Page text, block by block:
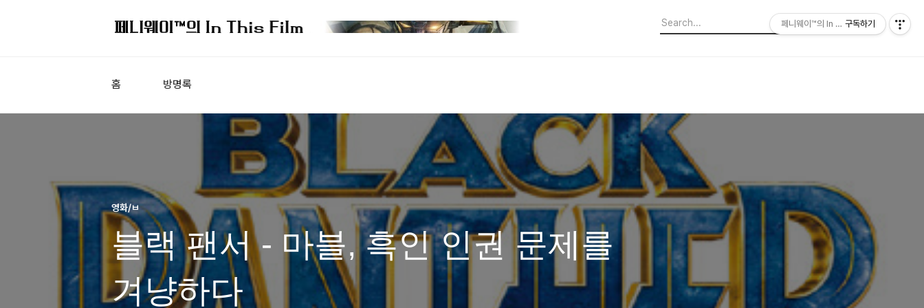
홈 방명록
영화/ㅂ
블랙 팬서 - 마블, 흑인 인권 문제를
겨냥하다
페니웨이™의 In This Film
구독하기